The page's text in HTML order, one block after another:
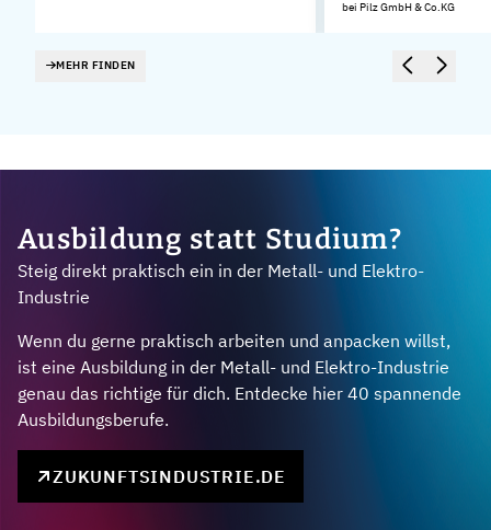
bei Pilz GmbH & Co.KG
MEHR FINDEN
Ausbildung statt Studium?
Steig direkt praktisch ein in der Metall- und Elektro-
Industrie
Wenn du gerne praktisch arbeiten und anpacken willst,
ist eine Ausbildung in der Metall- und Elektro-Industrie
genau das richtige für dich. Entdecke hier 40 spannende
Ausbildungsberufe.
ZUKUNFTSINDUSTRIE.DE